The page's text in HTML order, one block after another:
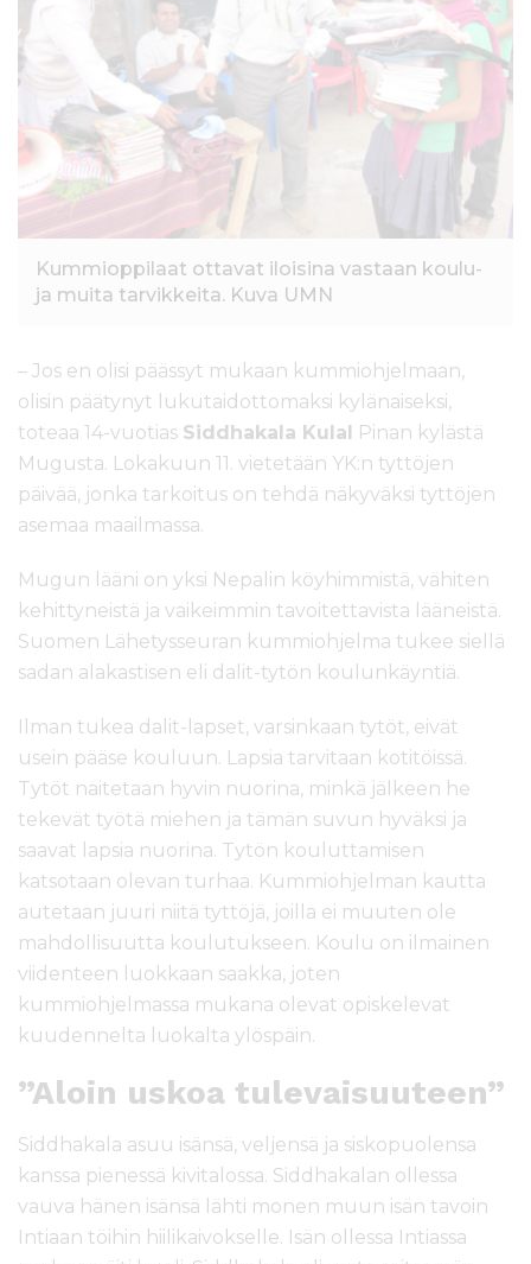
Kummioppilaat ottavat iloisina vastaan koulu-
ja muita tarvikkeita. Kuva UMN
– Jos en olisi päässyt mukaan kummiohjelmaan,
olisin päätynyt lukutaidottomaksi kylänaiseksi,
toteaa 14-vuotias Siddhakala Kulal
Pinan kylästä
Mugusta. Lokakuun 11. vietetään YK:n tyttöjen
päivää, jonka tarkoitus on tehdä näkyväksi tyttöjen
asemaa maailmassa.
Mugun lääni on yksi Nepalin köyhimmistä, vähiten
kehittyneistä ja vaikeimmin tavoitettavista lääneistä.
Suomen Lähetysseuran kummiohjelma tukee siellä
sadan alakastisen eli dalit-tytön koulunkäyntiä.
Ilman tukea dalit-lapset, varsinkaan tytöt, eivät
usein pääse kouluun. Lapsia tarvitaan kotitöissä.
Tytöt naitetaan hyvin nuorina, minkä jälkeen he
tekevät työtä miehen ja tämän suvun hyväksi ja
saavat lapsia nuorina. Tytön kouluttamisen
katsotaan olevan turhaa. Kummiohjelman kautta
autetaan juuri niitä tyttöjä, joilla ei muuten ole
mahdollisuutta koulutukseen. Koulu on ilmainen
viidenteen luokkaan saakka, joten
kummiohjelmassa mukana olevat opiskelevat
kuudennelta luokalta ylöspäin.
”Aloin uskoa tulevaisuuteen”
Siddhakala asuu isänsä, veljensä ja siskopuolensa
kanssa pienessä kivitalossa. Siddhakalan ollessa
vauva hänen isänsä lähti monen muun isän tavoin
Intiaan töihin hiilikaivokselle. Isän ollessa Intiassa